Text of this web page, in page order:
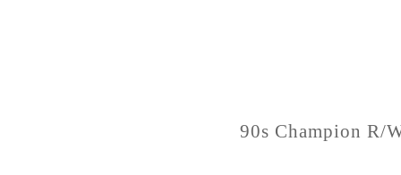
90s Champion R/